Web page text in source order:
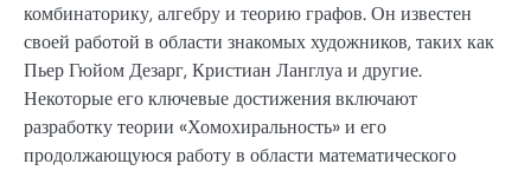
комбинаторику, алгебру и теорию графов. Он известен
своей работой в области знакомых художников, таких как
Пьер Гюйом Дезарг, Кристиан Ланглуа и другие.
Некоторые его ключевые достижения включают
разработку теории «Хомохиральность» и его
продолжающуюся работу в области математического